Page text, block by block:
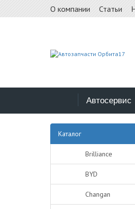
О компании Статьи
Автосервис
Каталог
Brilliance
BYD
Changan